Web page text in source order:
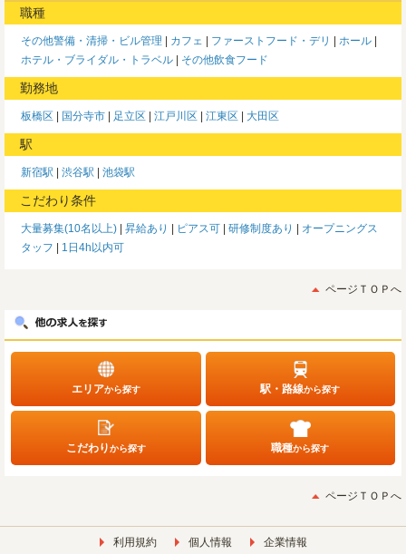
職種
その他警備・清掃・ビル管理 カフェ ファーストフード・デリ
ホール
ホテル・ブライダル・トラベル
その他飲食フード
勤務地
板橋区 国分寺市 足立区 江戸川区 江東区 大田区
駅
新宿駅 渋谷駅 池袋駅
こだわり条件
大量募集(10名以上) 昇給あり ピアス可 研修制度あり
オープニングス
タッフ
1日4h以内可
ページＴＯＰへ
エリアから探す 駅・路線から探す
こだわりから探す 職種から探す
ページＴＯＰへ
利用規約 個人情報 企業情報